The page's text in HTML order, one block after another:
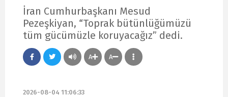
İran Cumhurbaşkanı Mesud
Pezeşkiyan, “Toprak bütünlüğümüzü
tüm gücümüzle koruyacağız” dedi.
A A
2026-08-04 11:06:33